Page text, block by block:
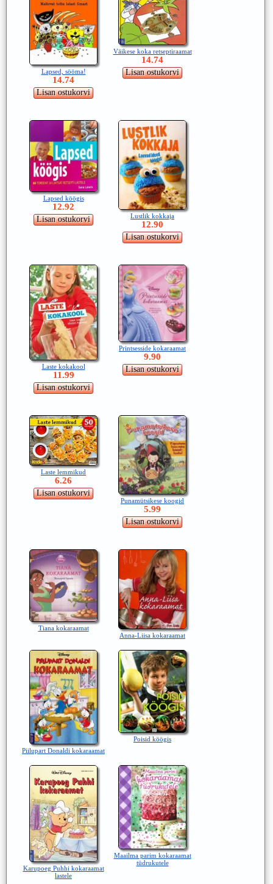
Lapsed, sööma!
14.74
Väikese koka retseptiraamat
14.74
Lapsed köögis
12.92
Lustlik kokkaja
12.90
Laste kokakool
11.99
Printsesside kokaraamat
9.90
Laste lemmikud
6.26
Punamütsikese koogid
5.99
Tiana kokaraamat
Anna-Liisa kokaraamat
Piilupart Donaldi kokaraamat
Poisid köögis
Karupoeg Puhhi kokaraamat
lastele
Maailma parim kokaraamat
tüdrukutele